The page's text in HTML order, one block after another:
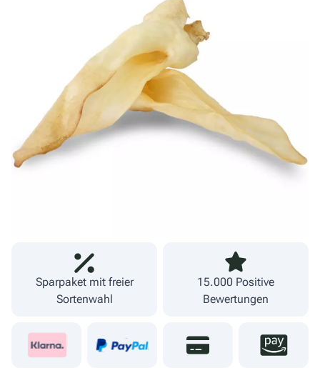
Menge
Warenkorb
inkl. MwSt. zzgl. VersandLieferzeit 1-3 Werktage
Sparpaket mit freier
Sortenwahl
15.000 Positive
Bewertungen